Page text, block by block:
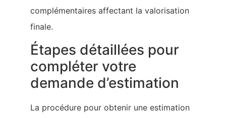
complémentaires affectant la valorisation
finale.
Étapes détaillées pour
compléter votre
demande d’estimation
La procédure pour obtenir une estimation